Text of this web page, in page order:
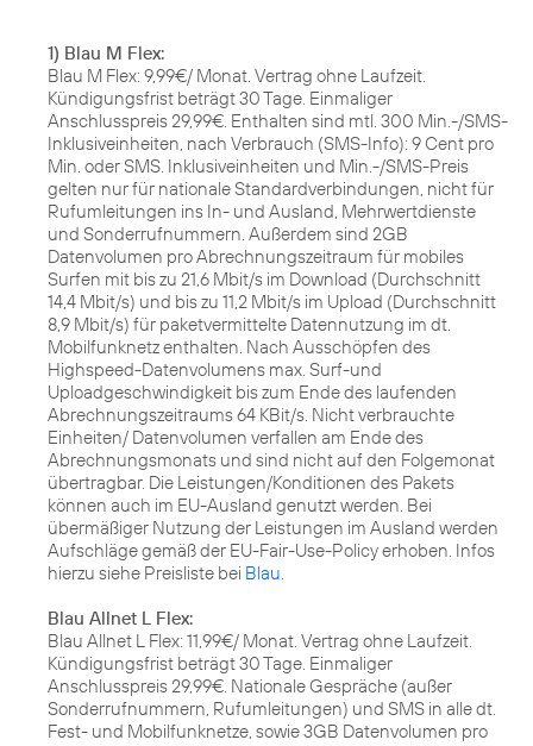
1) Blau M Flex:
Blau M Flex: 9,99€/ Monat. Vertrag ohne Laufzeit.
Kündigungsfrist beträgt 30 Tage. Einmaliger
Anschlusspreis 29,99€. Enthalten sind mtl. 300 Min.-/SMS-
Inklusiveinheiten, nach Verbrauch (SMS-Info): 9 Cent pro
Min. oder SMS. Inklusiveinheiten und Min.-/SMS-Preis
gelten nur für nationale Standardverbindungen, nicht für
Rufumleitungen ins In- und Ausland, Mehrwertdienste
und Sonderrufnummern. Außerdem sind 2GB
Datenvolumen pro Abrechnungszeitraum für mobiles
Surfen mit bis zu 21,6 Mbit/s im Download (Durchschnitt
14,4 Mbit/s) und bis zu 11,2 Mbit/s im Upload (Durchschnitt
8,9 Mbit/s) für paketvermittelte Datennutzung im dt.
Mobilfunknetz enthalten. Nach Ausschöpfen des
Highspeed-Datenvolumens max. Surf-und
Uploadgeschwindigkeit bis zum Ende des laufenden
Abrechnungszeitraums 64 KBit/s. Nicht verbrauchte
Einheiten/ Datenvolumen verfallen am Ende des
Abrechnungsmonats und sind nicht auf den Folgemonat
übertragbar. Die Leistungen/Konditionen des Pakets
können auch im EU-Ausland genutzt werden. Bei
übermäßiger Nutzung der Leistungen im Ausland werden
Aufschläge gemäß der EU-Fair-Use-Policy erhoben. Infos
hierzu siehe Preisliste bei Blau.
Blau Allnet L Flex:
Blau Allnet L Flex: 11,99€/ Monat. Vertrag ohne Laufzeit.
Kündigungsfrist beträgt 30 Tage. Einmaliger
Anschlusspreis 29,99€. Nationale Gespräche (außer
Sonderrufnummern, Rufumleitungen) und SMS in alle dt.
Fest- und Mobilfunknetze, sowie 3GB Datenvolumen pro